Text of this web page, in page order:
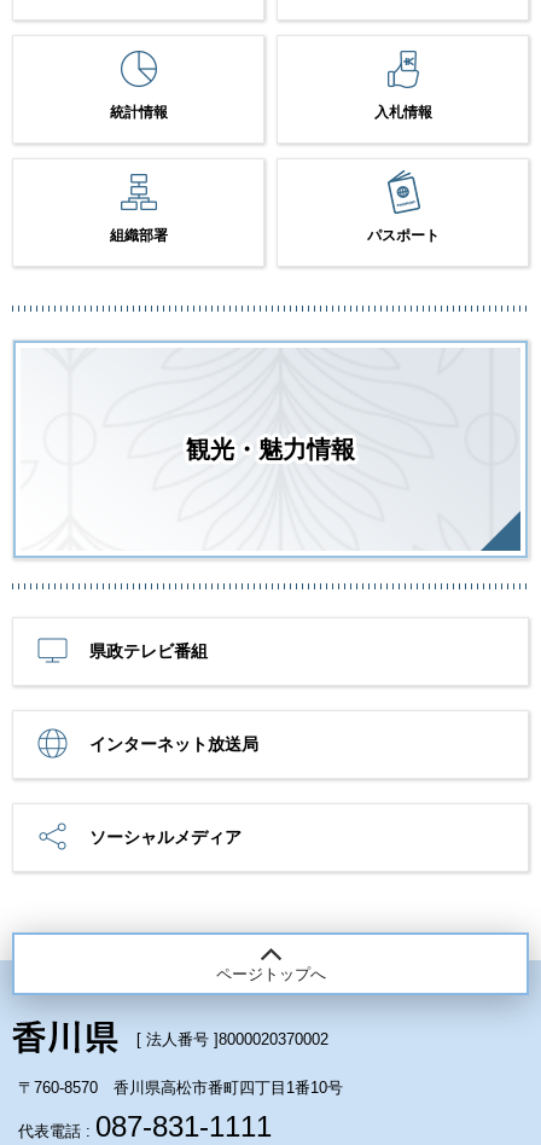
統計情報 入札情報
組織部署 パスポート
観光・魅力情報
県政テレビ番組
インターネット放送局
ソーシャルメディア
ページトップへ
[ 法人番号 ]8000020370002
〒760-8570 香川県高松市番町四丁目1番10号
代表電話 : 087-831-1111